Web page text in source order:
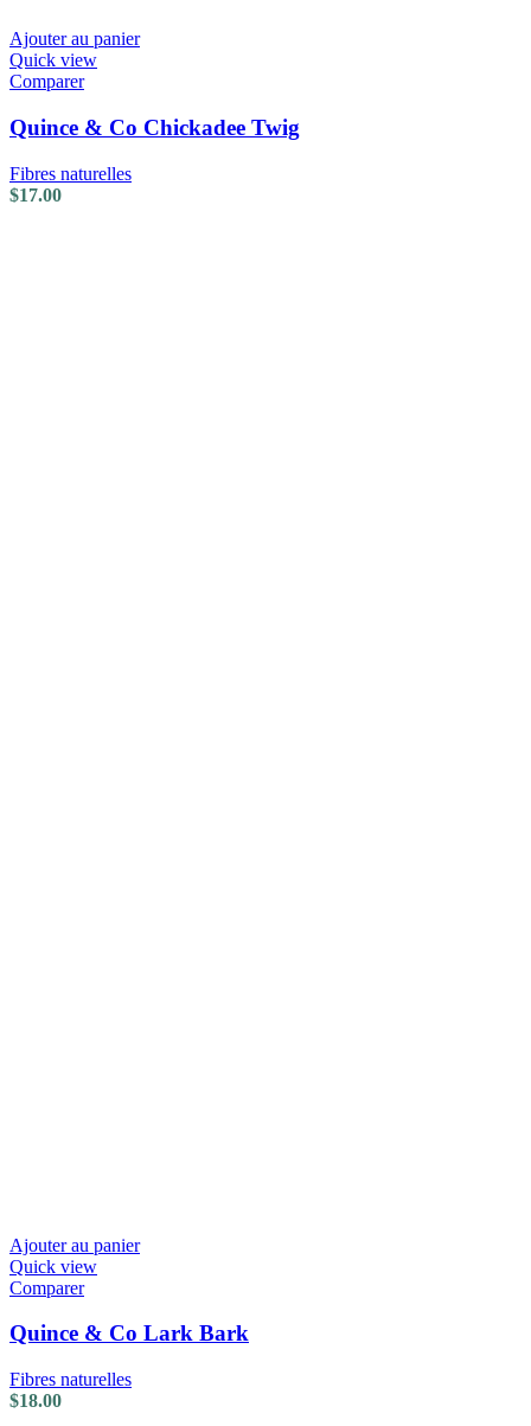
Ajouter au panier
Quick view
Comparer
Quince & Co Chickadee Twig
Fibres naturelles
$17.00
Ajouter au panier
Quick view
Comparer
Quince & Co Lark Bark
Fibres naturelles
$18.00